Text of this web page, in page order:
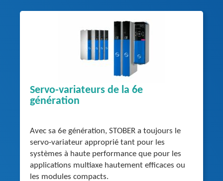
Servo-variateurs de la 6e
génération
Avec sa 6e génération, STOBER a toujours le
servo-variateur approprié tant pour les
systèmes à haute performance que pour les
applications multiaxe hautement efficaces ou
les modules compacts.